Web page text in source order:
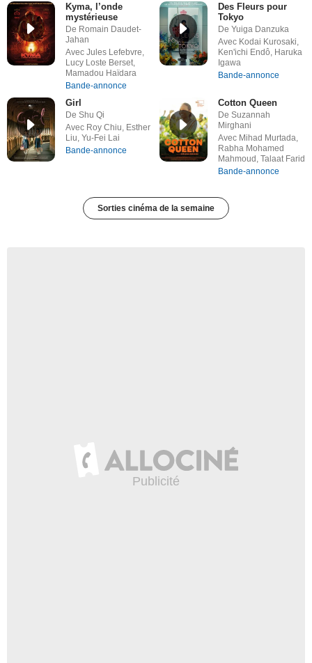
Kyma, l’onde
mystérieuse
De Romain Daudet-
Jahan
Avec Jules Lefebvre,
Lucy Loste Berset,
Mamadou Haïdara
Bande-annonce
Des Fleurs pour
Tokyo
De Yuiga Danzuka
Avec Kodai Kurosaki,
Ken'ichi Endô, Haruka
Igawa
Bande-annonce
Girl
De Shu Qi
Avec Roy Chiu, Esther
Liu, Yu-Fei Lai
Bande-annonce
Cotton Queen
De Suzannah
Mirghani
Avec Mihad Murtada,
Rabha Mohamed
Mahmoud, Talaat Farid
Bande-annonce
Sorties cinéma de la semaine